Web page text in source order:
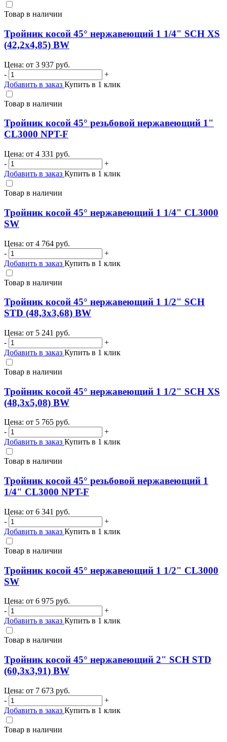
Товар в наличии
Тройник косой 45° нержавеющий 1 1/4" SCH XS
(42,2х4,85) BW
Цена: от 3 937 руб.
-
+
Добавить в заказ Купить в 1 клик
Товар в наличии
Тройник косой 45° резьбовой нержавеющий 1"
CL3000 NPT-F
Цена: от 4 331 руб.
-
+
Добавить в заказ Купить в 1 клик
Товар в наличии
Тройник косой 45° нержавеющий 1 1/4" CL3000
SW
Цена: от 4 764 руб.
-
+
Добавить в заказ Купить в 1 клик
Товар в наличии
Тройник косой 45° нержавеющий 1 1/2" SCH
STD (48,3х3,68) BW
Цена: от 5 241 руб.
-
+
Добавить в заказ Купить в 1 клик
Товар в наличии
Тройник косой 45° нержавеющий 1 1/2" SCH XS
(48,3х5,08) BW
Цена: от 5 765 руб.
-
+
Добавить в заказ Купить в 1 клик
Товар в наличии
Тройник косой 45° резьбовой нержавеющий 1
1/4" CL3000 NPT-F
Цена: от 6 341 руб.
-
+
Добавить в заказ Купить в 1 клик
Товар в наличии
Тройник косой 45° нержавеющий 1 1/2" CL3000
SW
Цена: от 6 975 руб.
-
+
Добавить в заказ Купить в 1 клик
Товар в наличии
Тройник косой 45° нержавеющий 2" SCH STD
(60,3х3,91) BW
Цена: от 7 673 руб.
-
+
Добавить в заказ Купить в 1 клик
Товар в наличии